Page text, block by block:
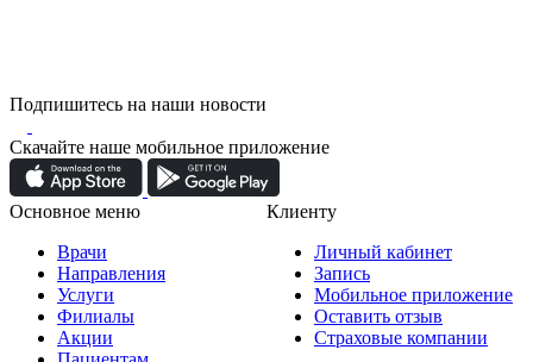
Подпишитесь на наши новости
Скачайте наше мобильное приложение
Основное меню
Врачи
Направления
Услуги
Филиалы
Акции
Клиенту
Личный кабинет
Запись
Мобильное приложение
Оставить отзыв
Страховые компании